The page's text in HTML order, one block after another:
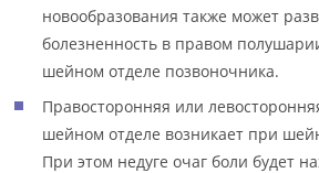
новообразования также может
болезненность в правом
шейном отделе позвоночника.
Правосторонняя или
шейном отделе возникает при
При этом недуге очаг боли будет